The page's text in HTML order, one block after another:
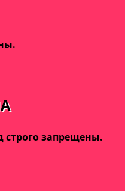
строго запрещены.